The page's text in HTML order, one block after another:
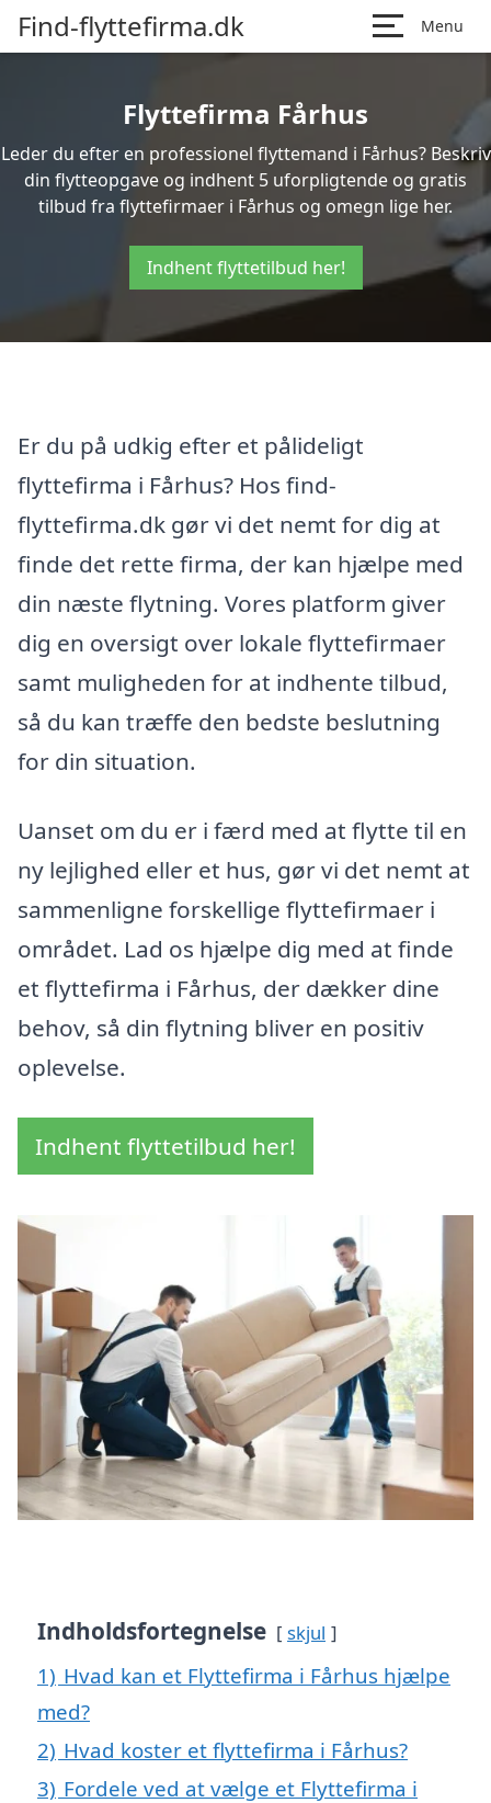
Find-flyttefirma.dk Menu
Flyttefirma Fårhus
Leder du efter en professionel flyttemand i Fårhus? Beskriv
din flytteopgave og indhent 5 uforpligtende og gratis
tilbud fra flyttefirmaer i Fårhus og omegn lige her.
Indhent flyttetilbud her!
Er du på udkig efter et pålideligt
flyttefirma i Fårhus? Hos find-
flyttefirma.dk gør vi det nemt for dig at
finde det rette firma, der kan hjælpe med
din næste flytning. Vores platform giver
dig en oversigt over lokale flyttefirmaer
samt muligheden for at indhente tilbud,
så du kan træffe den bedste beslutning
for din situation.
Uanset om du er i færd med at flytte til en
ny lejlighed eller et hus, gør vi det nemt at
sammenligne forskellige flyttefirmaer i
området. Lad os hjælpe dig med at finde
et flyttefirma i Fårhus, der dækker dine
behov, så din flytning bliver en positiv
oplevelse.
Indhent flyttetilbud her!
Indholdsfortegnelse skjul
1) Hvad kan et Flyttefirma i Fårhus hjælpe
med?
2) Hvad koster et flyttefirma i Fårhus?
3) Fordele ved at vælge et Flyttefirma i